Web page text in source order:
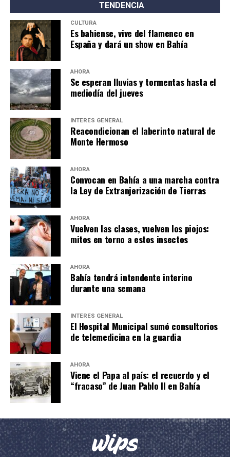
TENDENCIA
CULTURA
Es bahiense, vive del flamenco en
España y dará un show en Bahía
AHORA
Se esperan lluvias y tormentas hasta el
mediodía del jueves
INTERÉS GENERAL
Reacondicionan el laberinto natural de
Monte Hermoso
AHORA
Convocan en Bahía a una marcha contra
la Ley de Extranjerización de Tierras
AHORA
Vuelven las clases, vuelven los piojos:
mitos en torno a estos insectos
AHORA
Bahía tendrá intendente interino
durante una semana
INTERÉS GENERAL
El Hospital Municipal sumó consultorios
de telemedicina en la guardia
AHORA
Viene el Papa al país: el recuerdo y el
“fracaso” de Juan Pablo II en Bahía